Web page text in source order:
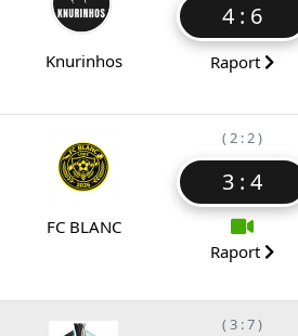
Knurinhos
4 : 6
Raport
FC BLANC
( 2 : 2 )
3 : 4
Raport
( 3 : 7 )